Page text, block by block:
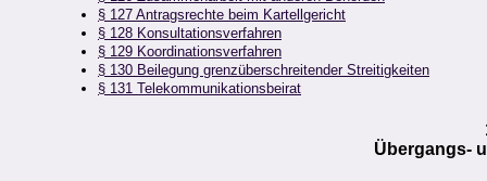
§ 127 Antragsrechte beim Kartellgericht
§ 128 Konsultationsverfahren
§ 129 Koordinationsverfahren
§ 130 Beilegung grenzüberschreitender Streitigkeiten
§ 131 Telekommunikationsbeirat
Übergangs-